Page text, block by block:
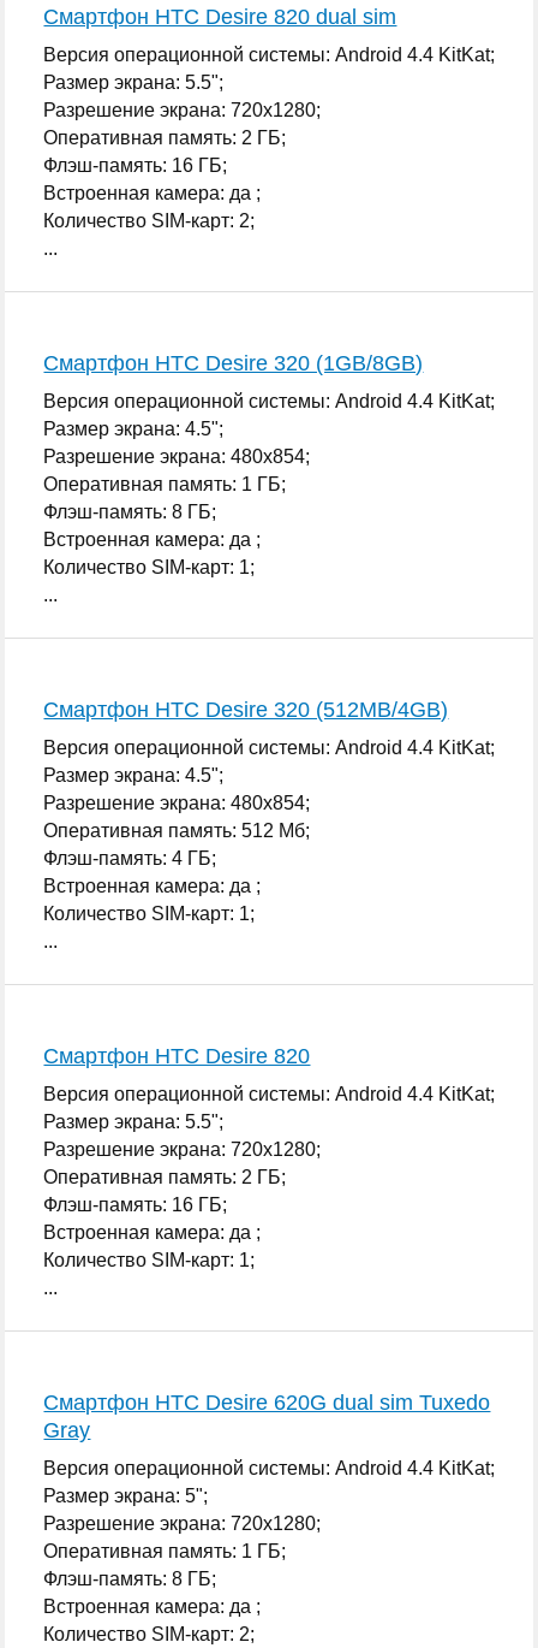
Смартфон HTC Desire 820 dual sim
Версия операционной системы: Android 4.4 KitKat;
Размер экрана: 5.5";
Разрешение экрана: 720x1280;
Оперативная память: 2 ГБ;
Флэш-память: 16 ГБ;
Встроенная камера: да ;
Количество SIM-карт: 2;
...
Смартфон HTC Desire 320 (1GB/8GB)
Версия операционной системы: Android 4.4 KitKat;
Размер экрана: 4.5";
Разрешение экрана: 480x854;
Оперативная память: 1 ГБ;
Флэш-память: 8 ГБ;
Встроенная камера: да ;
Количество SIM-карт: 1;
...
Смартфон HTC Desire 320 (512MB/4GB)
Версия операционной системы: Android 4.4 KitKat;
Размер экрана: 4.5";
Разрешение экрана: 480x854;
Оперативная память: 512 Мб;
Флэш-память: 4 ГБ;
Встроенная камера: да ;
Количество SIM-карт: 1;
...
Смартфон HTC Desire 820
Версия операционной системы: Android 4.4 KitKat;
Размер экрана: 5.5";
Разрешение экрана: 720x1280;
Оперативная память: 2 ГБ;
Флэш-память: 16 ГБ;
Встроенная камера: да ;
Количество SIM-карт: 1;
...
Смартфон HTC Desire 620G dual sim Tuxedo
Gray
Версия операционной системы: Android 4.4 KitKat;
Размер экрана: 5";
Разрешение экрана: 720x1280;
Оперативная память: 1 ГБ;
Флэш-память: 8 ГБ;
Встроенная камера: да ;
Количество SIM-карт: 2;